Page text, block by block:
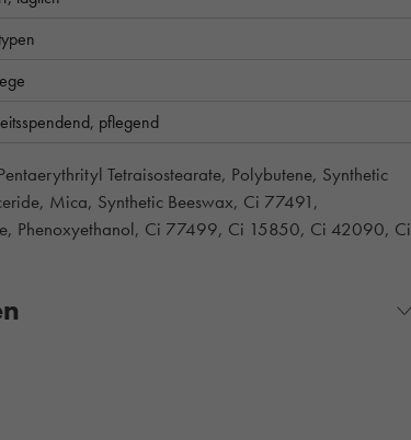
pflegend
Tetraisostearate, Polybutene, Synthetic
Mica, Synthetic Beeswax, Ci 77491,
Phenoxyethanol, Ci 77499, Ci 15850, Ci 42090, Ci